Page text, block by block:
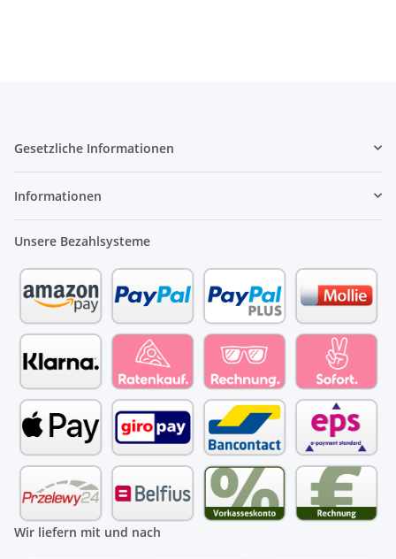
Gesetzliche Informationen
Informationen
Unsere Bezahlsysteme
Wir liefern mit und nach